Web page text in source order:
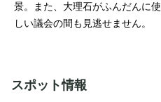
景。また、大理石がふんだんに
しい議会の間も見逃せません。
スポット情報